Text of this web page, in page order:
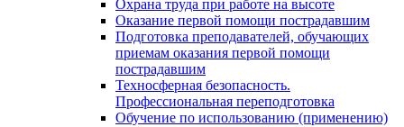
Охрана труда при работе на высоте
Оказание первой помощи пострадавшим
Подготовка преподавателей, обучающих
приемам оказания первой помощи
пострадавшим
Техносферная безопасность.
Профессиональная переподготовка
Обучение по использованию (применению)